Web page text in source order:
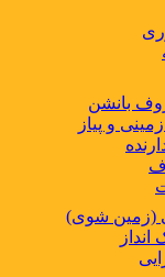
بانشن
و پیاز
(زمین شوی)